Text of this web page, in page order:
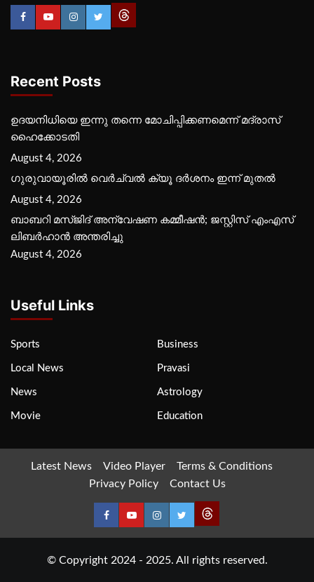
Recent Posts
ഉദയനിധിയെ ഇന്നു തന്നെ മോചിപ്പിക്കണമെന്ന് മദ്രാസ്
ഹൈക്കോടതി
August 4, 2026
ഗുരുവായൂരില്‍ വെര്‍ച്വല്‍ ക്യൂ ദര്‍ശനം ഇന്ന് മുതല്‍
August 4, 2026
ബാബറി മസ്ജിദ് അന്വേഷണ കമ്മീഷന്‍; ജസ്റ്റിസ് എംഎസ്
ലിബര്‍ഹാന്‍ അന്തരിച്ചു
August 4, 2026
Useful Links
Sports Business
Local News Pravasi
News Astrology
Movie Education
Latest News Video Player
Terms & Conditions
Privacy Policy
Contact Us
© Copyright 2024 - 2025. All rights reserved.